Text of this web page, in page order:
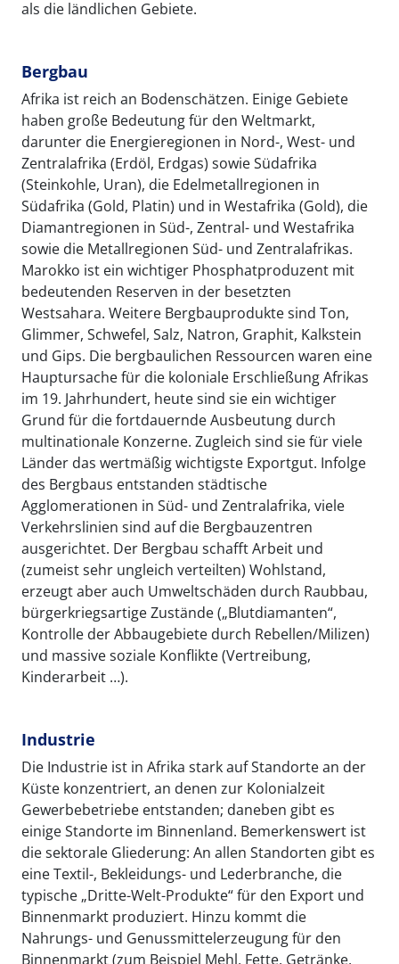
als die ländlichen Gebiete.
Bergbau
Afrika ist reich an Bodenschätzen. Einige Gebiete
haben große Bedeutung für den Weltmarkt,
darunter die Energieregionen in Nord-, West- und
Zentralafrika (Erdöl, Erdgas) sowie Südafrika
(Steinkohle, Uran), die Edelmetallregionen in
Südafrika (Gold, Platin) und in Westafrika (Gold), die
Diamantregionen in Süd-, Zentral- und Westafrika
sowie die Metallregionen Süd- und Zentralafrikas.
Marokko ist ein wichtiger Phosphatproduzent mit
bedeutenden Reserven in der besetzten
Westsahara. Weitere Bergbauprodukte sind Ton,
Glimmer, Schwefel, Salz, Natron, Graphit, Kalkstein
und Gips. Die bergbaulichen Ressourcen waren eine
Hauptursache für die koloniale Erschließung Afrikas
im 19. Jahrhundert, heute sind sie ein wichtiger
Grund für die fortdauernde Ausbeutung durch
multinationale Konzerne. Zugleich sind sie für viele
Länder das wertmäßig wichtigste Exportgut. Infolge
des Bergbaus entstanden städtische
Agglomerationen in Süd- und Zentralafrika, viele
Verkehrslinien sind auf die Bergbauzentren
ausgerichtet. Der Bergbau schafft Arbeit und
(zumeist sehr ungleich verteilten) Wohlstand,
erzeugt aber auch Umweltschäden durch Raubbau,
bürgerkriegsartige Zustände („Blutdiamanten“,
Kontrolle der Abbaugebiete durch Rebellen/Milizen)
und massive soziale Konflikte (Vertreibung,
Kinderarbeit …).
Industrie
Die Industrie ist in Afrika stark auf Standorte an der
Küste konzentriert, an denen zur Kolonialzeit
Gewerbebetriebe entstanden; daneben gibt es
einige Standorte im Binnenland. Bemerkenswert ist
die sektorale Gliederung: An allen Standorten gibt es
eine Textil-, Bekleidungs- und Lederbranche, die
typische „Dritte-Welt-Produkte“ für den Export und
Binnenmarkt produziert. Hinzu kommt die
Nahrungs- und Genussmittelerzeugung für den
Binnenmarkt (zum Beispiel Mehl, Fette, Getränke,